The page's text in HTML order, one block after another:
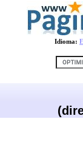
Idioma: